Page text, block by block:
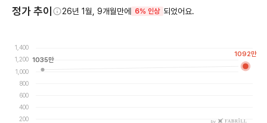
정가 추이 26년 1월, 9개월만에 6% 인상 되었어요.
200
400
600
800
1,000
1,200
1,400
by
1035만
1092만